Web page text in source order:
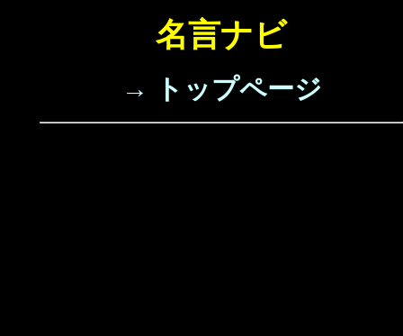
名言ナビ
→ トップページ